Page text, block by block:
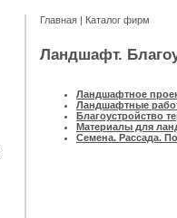
Главная | Каталог фирм
Ландшафт.
Ландшафтное
Ландшафтные
Благоустройство
Материалы для
Cемена. Рассада.